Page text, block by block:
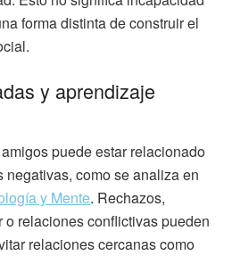
forma distinta de construir el
y aprendizaje
puede estar relacionado
como se analiza en
y Mente. Rechazos,
relaciones conflictivas pueden
relaciones cercanas como